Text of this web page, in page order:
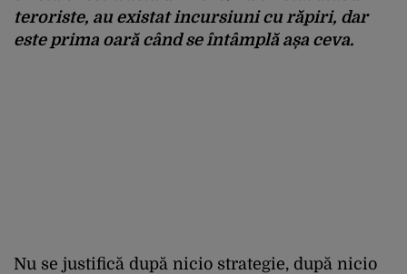
teroriste, au existat incursiuni cu răpiri, dar
este prima oară când se întâmplă așa ceva.
Nu se justifică după nicio strategie, după nicio